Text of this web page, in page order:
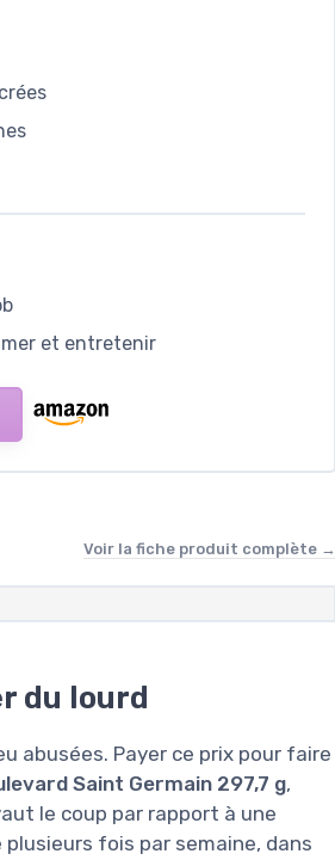
et entretenir
Voir la fiche produit complète →
du lourd
abusées. Payer ce prix pour faire
Saint Germain 297,7 g,
le coup par rapport à une
plusieurs fois par semaine, dans